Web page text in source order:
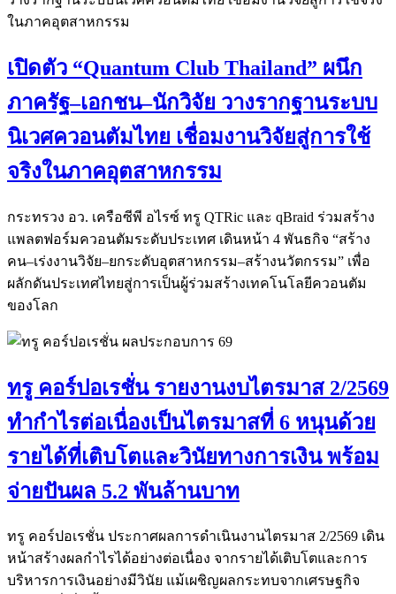
เปิดตัว “Quantum Club Thailand” ผนึก
ภาครัฐ–เอกชน–นักวิจัย วางรากฐานระบบ
นิเวศควอนตัมไทย เชื่อมงานวิจัยสู่การใช้
จริงในภาคอุตสาหกรรม
กระทรวง อว. เครือซีพี อไรซ์ ทรู QTRic และ qBraid ร่วมสร้าง
แพลตฟอร์มควอนตัมระดับประเทศ เดินหน้า 4 พันธกิจ “สร้าง
คน–เร่งงานวิจัย–ยกระดับอุตสาหกรรม–สร้างนวัตกรรม” เพื่อ
ผลักดันประเทศไทยสู่การเป็นผู้ร่วมสร้างเทคโนโลยีควอนตัม
ของโลก
ทรู คอร์ปอเรชั่น รายงานงบไตรมาส 2/2569
ทำกำไรต่อเนื่องเป็นไตรมาสที่ 6 หนุนด้วย
รายได้ที่เติบโตและวินัยทางการเงิน พร้อม
จ่ายปันผล 5.2 พันล้านบาท
ทรู คอร์ปอเรชั่น ประกาศผลการดำเนินงานไตรมาส 2/2569 เดิน
หน้าสร้างผลกำไรได้อย่างต่อเนื่อง จากรายได้เติบโตและการ
บริหารการเงินอย่างมีวินัย แม้เผชิญผลกระทบจากเศรษฐกิจ